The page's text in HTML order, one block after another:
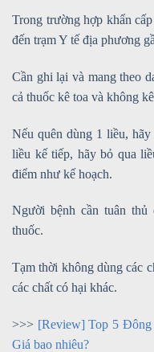
Trong trường hợp khẩn
đến trạm Y tế địa phương
Cần ghi lại và mang theo
cả thuốc kê toa và không
Nếu quên dùng 1 liều,
liều kế tiếp, hãy bỏ qua
điểm như kế hoạch.
Người bệnh cần tuân
thuốc.
Tạm thời không dùng các
các chất có hại khác.
>>> [Review] Top 5 Đông
Giá bao nhiêu?